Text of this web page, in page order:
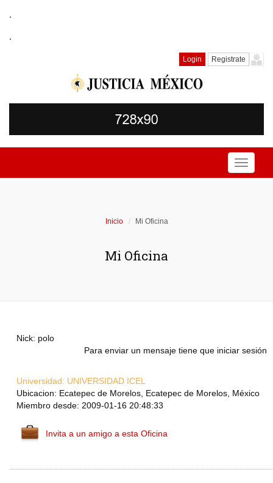
.
.
Login Registrate
Toggle
Inicio Mi Oficina
Mi Oficina
Nick: polo
Para enviar un mensaje tiene que iniciar sesión
Universidad: UNIVERSIDAD ICEL
Ubicacion: Ecatepec de Morelos, Ecatepec de Morelos, México
Miembro desde: 2009-01-16 20:48:33
Invita a un amigo a esta Oficina